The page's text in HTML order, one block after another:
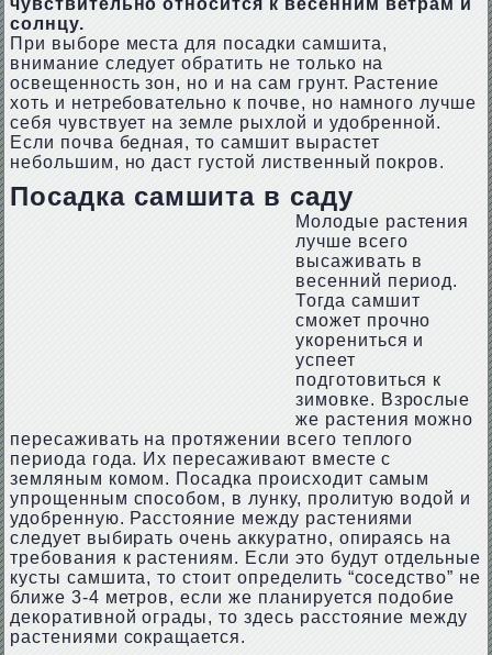
чувствительно относится к весенним ветрам и
солнцу.
При выборе места для посадки самшита,
внимание следует обратить не только на
освещенность зон, но и на сам грунт. Растение
хоть и нетребовательно к почве, но намного лучше
себя чувствует на земле рыхлой и удобренной.
Если почва бедная, то самшит вырастет
небольшим, но даст густой лиственный покров.
Посадка самшита в саду
Молодые растения
лучше всего
высаживать в
весенний период.
Тогда самшит
сможет прочно
укорениться и
успеет
подготовиться к
зимовке. Взрослые
же растения можно
пересаживать на протяжении всего теплого
периода года. Их пересаживают вместе с
земляным комом. Посадка происходит самым
упрощенным способом, в лунку, пролитую водой и
удобренную. Расстояние между растениями
следует выбирать очень аккуратно, опираясь на
требования к растениям. Если это будут отдельные
кусты самшита, то стоит определить “соседство” не
ближе 3-4 метров, если же планируется подобие
декоративной ограды, то здесь расстояние между
растениями сокращается.